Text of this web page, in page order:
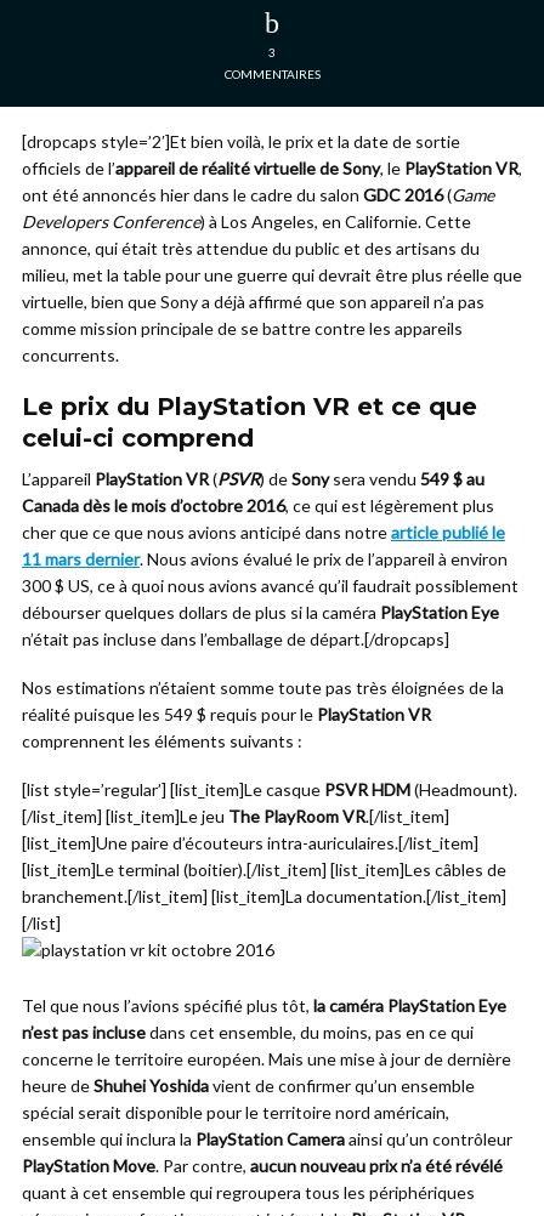
3
COMMENTAIRES
[dropcaps style=’2′]Et bien voilà, le prix et la date de sortie
officiels de l’appareil de réalité virtuelle de Sony, le PlayStation VR,
ont été annoncés hier dans le cadre du salon GDC 2016(Game
Developers Conference) à Los Angeles, en Californie. Cette
annonce, qui était très attendue du public et des artisans du
milieu, met la table pour une guerre qui devrait être plus réelle que
virtuelle, bien que Sony a déjà affirmé que son appareil n’a pas
comme mission principale de se battre contre les appareils
concurrents.
Le prix du PlayStation VR et ce que
celui-ci comprend
L’appareil PlayStation VR(PSVR) deSonysera vendu 549 $ au
Canada dès le mois d’octobre 2016, ce qui est légèrement plus
cher que ce que nous avions anticipé dans notrearticle publié le
11 mars dernier. Nous avions évalué le prix de l’appareil à environ
300 $ US, ce à quoi nous avions avancé qu’il faudrait possiblement
débourser quelques dollars de plus si la caméra PlayStation Eye
n’était pas incluse dans l’emballage de départ.[/dropcaps]
Nos estimations n’étaient somme toute pas très éloignées de la
réalité puisque les 549 $ requis pour le PlayStation VR
comprennent les éléments suivants :
[list style=’regular’] [list_item]Le casque PSVR HDM(Headmount).
[/list_item] [list_item]Le jeu The PlayRoom VR.[/list_item]
[list_item]Une paire d’écouteurs intra-auriculaires.[/list_item]
[list_item]Le terminal (boitier).[/list_item] [list_item]Les câbles de
branchement.[/list_item] [list_item]La documentation.[/list_item]
[/list]
Tel que nous l’avions spécifié plus tôt, la caméra PlayStation Eye
n’est pas inclusedans cet ensemble, du moins, pas en ce qui
concerne le territoire européen. Mais une mise à jour de dernière
heure deShuhei Yoshidavient de confirmer qu’un ensemble
spécial serait disponible pour le territoire nord américain,
ensemble qui inclura la PlayStation Cameraainsi qu’un contrôleur
PlayStation Move. Par contre, aucun nouveau prix n’a été révélé
quant à cet ensemble qui regroupera tous les périphériques